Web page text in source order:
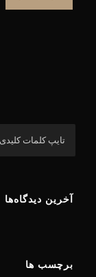
آخرین دیدگاه‌ها
برچسب ها